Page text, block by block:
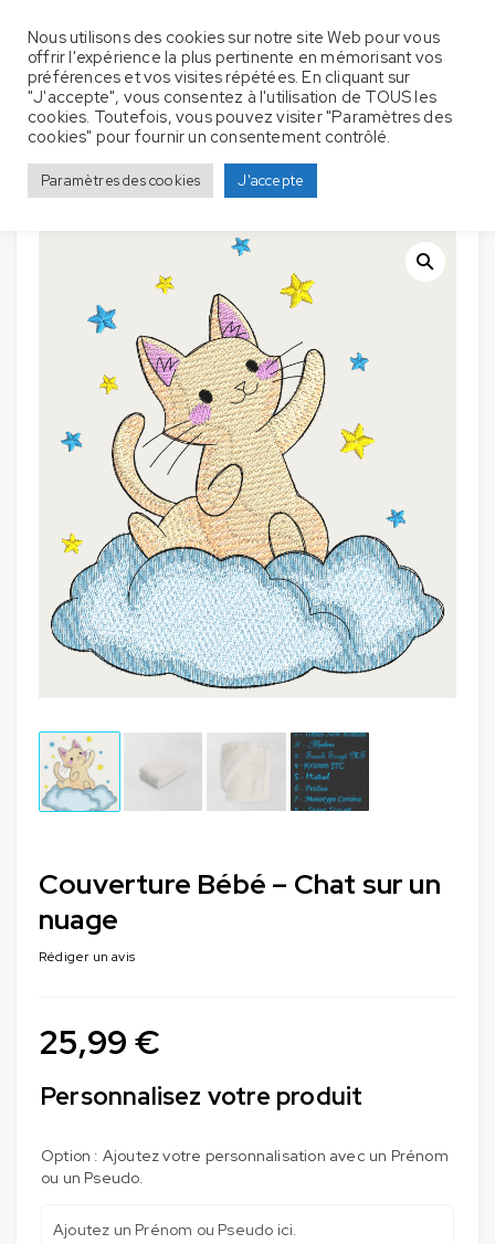
Accueil Couverture bébé
Couverture Bébé – Chat sur un
nuage
Couverture Bébé – Chat sur un
nuage
Rédiger un avis
25,99 €
Personnalisez votre produit
Option : Ajoutez votre personnalisation avec un Prénom
ou un Pseudo.
Nous utilisons des cookies sur notre site Web pour vous
offrir l'expérience la plus pertinente en mémorisant vos
préférences et vos visites répétées. En cliquant sur
"J'accepte", vous consentez à l'utilisation de TOUS les
cookies. Toutefois, vous pouvez visiter "Paramètres des
cookies" pour fournir un consentement contrôlé.
Paramètres des cookies J'accepte